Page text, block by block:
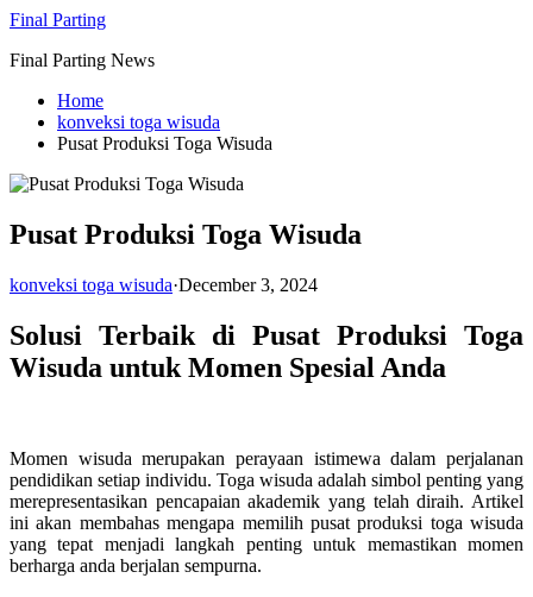
Skip
content
Final Parting
Final Parting News
Home
konveksi toga wisuda
Pusat Produksi Toga Wisuda
Pusat Produksi Toga Wisuda
konveksi toga wisuda·December 3, 2024
Solusi Terbaik di Pusat Produksi Toga
Wisuda untuk Momen Spesial Anda
Momen wisuda merupakan perayaan istimewa dalam perjalanan
pendidikan setiap individu. Toga wisuda adalah simbol penting yang
merepresentasikan pencapaian akademik yang telah diraih. Artikel
ini akan membahas mengapa memilih pusat produksi toga wisuda
yang tepat menjadi langkah penting untuk memastikan momen
berharga anda berjalan sempurna.